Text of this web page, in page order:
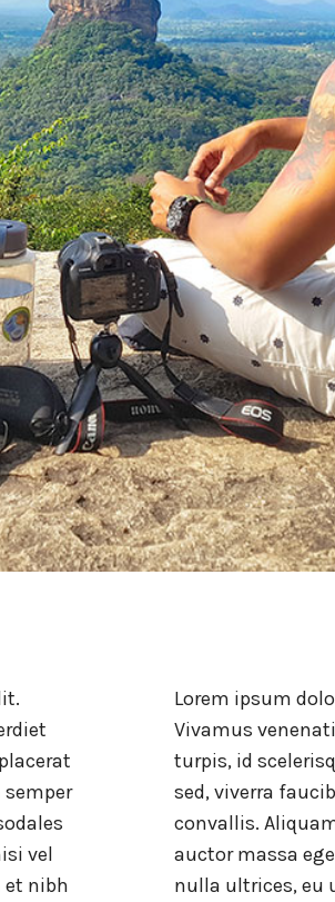
vel
et nibh
Lorem ipsum
Vivamus
turpis, id
sed, viverra
convallis.
auctor massa
nulla ultrices, eu